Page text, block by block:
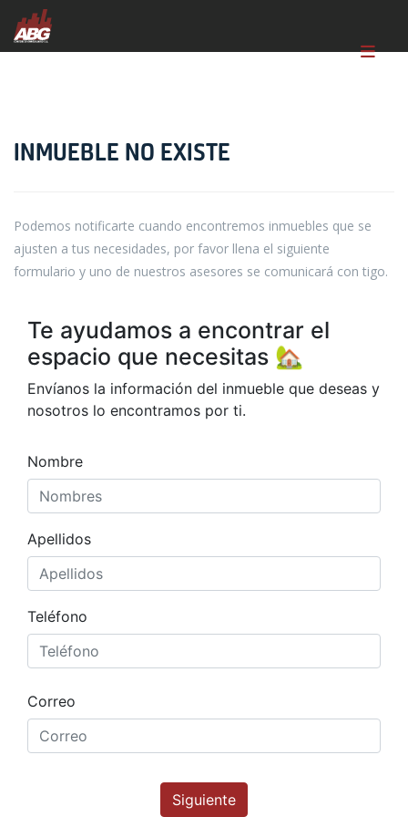
INMUEBLE NO EXISTE
Podemos notificarte cuando encontremos inmuebles que se
ajusten a tus necesidades, por favor llena el siguiente
formulario y uno de nuestros asesores se comunicará con tigo.